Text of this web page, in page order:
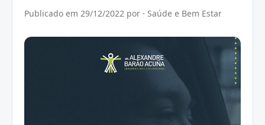
Publicado em 29/12/2022 por · Saúde e Bem Estar